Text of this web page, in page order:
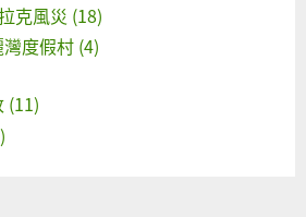
克風災 (18)
度假村 (4)
(11)